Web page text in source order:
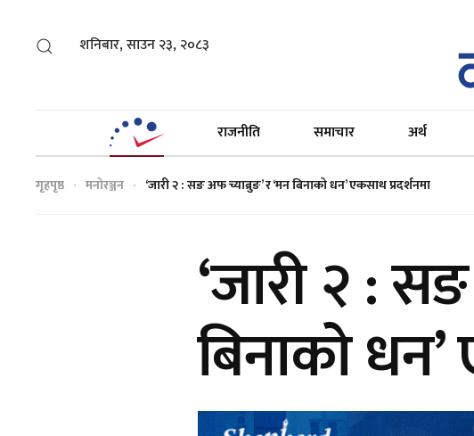
शनिबार, साउन २३, २०८३
राजनीति समाचार अर्थ
गृहपृष्ठ मनोरञ्जन ‘जारी २ : सङ अफ च्याब्रुङ’ र ‘मन बिनाको धन’ एकसाथ प्रदर्शनमा
‘जारी २ :
बिनाको